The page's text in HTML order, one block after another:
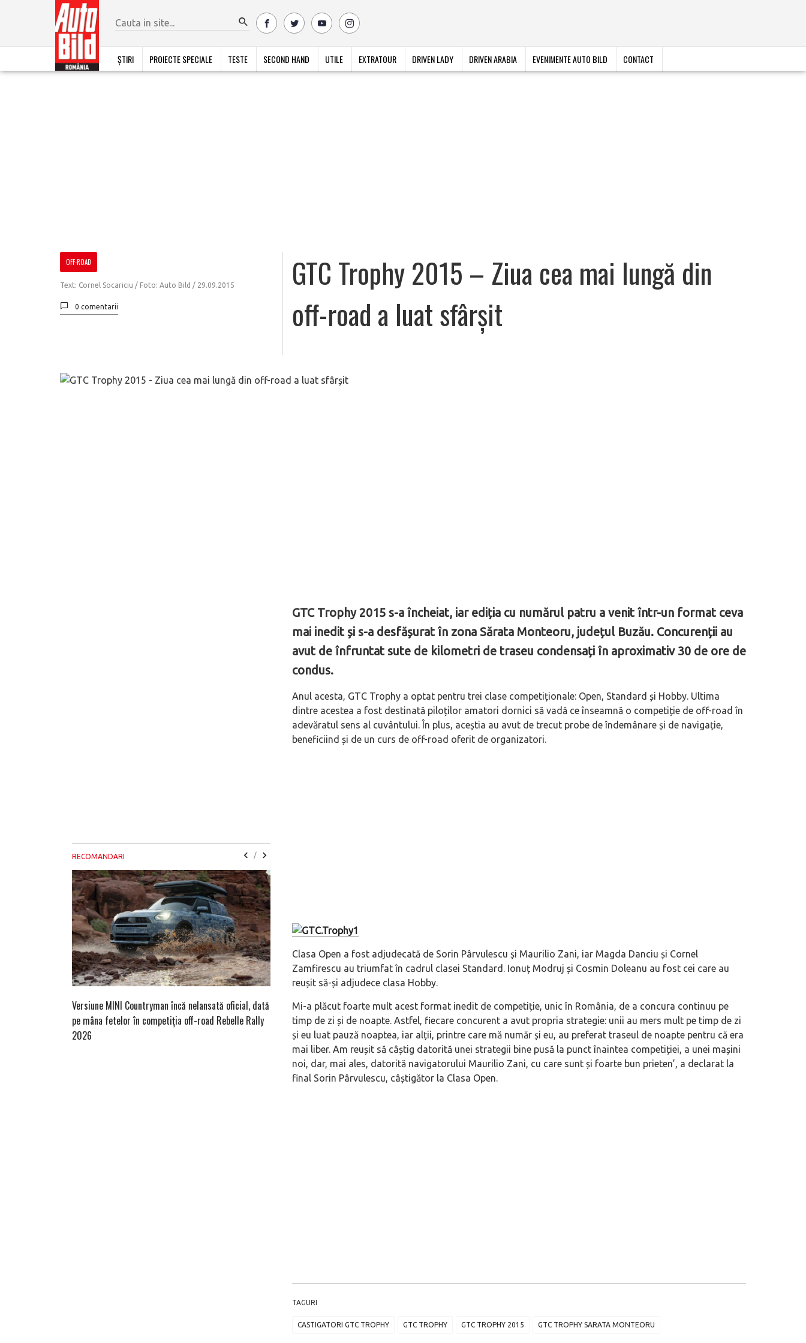
ȘTIRI PROIECTE SPECIALE TESTE SECOND HAND UTILE EXTRATOUR DRIVEN LADY DRIVEN ARABIA EVENIMENTE AUTO BILD CONTACT
OFF-ROAD
Text: Cornel Socariciu / Foto: Auto Bild / 29.09.2015
0 comentarii
GTC Trophy 2015 – Ziua cea mai lungă din
off-road a luat sfârșit
GTC Trophy 2015 s-a încheiat, iar ediția cu numărul patru a venit într-un format ceva
mai inedit și s-a desfășurat în zona Sărata Monteoru, județul Buzău. Concurenții au
avut de înfruntat sute de kilometri de traseu condensați în aproximativ 30 de ore de
condus.
Anul acesta, GTC Trophy a optat pentru trei clase competiționale: Open, Standard și Hobby. Ultima
dintre acestea a fost destinată piloților amatori dornici să vadă ce înseamnă o competiție de off-road în
adevăratul sens al cuvântului. În plus, aceștia au avut de trecut probe de îndemânare și de navigație,
beneficiind și de un curs de off-road oferit de organizatori.
Clasa Open a fost adjudecată de Sorin Pârvulescu și Maurilio Zani, iar Magda Danciu și Cornel
Zamfirescu au triumfat în cadrul clasei Standard. Ionuț Modruj și Cosmin Doleanu au fost cei care au
reușit să-și adjudece clasa Hobby.
Mi-a plăcut foarte mult acest format inedit de competiție, unic în România, de a concura continuu pe
timp de zi și de noapte. Astfel, fiecare concurent a avut propria strategie: unii au mers mult pe timp de zi
și eu luat pauză noaptea, iar alții, printre care mă număr și eu, au preferat traseul de noapte pentru că era
mai liber. Am reușit să câștig datorită unei strategii bine pusă la punct înaintea competiției, a unei mașini
noi, dar, mai ales, datorită navigatorului Maurilio Zani, cu care sunt și foarte bun prieten’, a declarat la
final Sorin Pârvulescu, câștigător la Clasa Open.
TAGURI
CASTIGATORI GTC TROPHY GTC TROPHY GTC TROPHY 2015 GTC TROPHY SARATA MONTEORU
RECOMANDARI /
Versiune MINI Countryman încă nelansată oficial, dată
pe mâna fetelor în competiția off-road Rebelle Rally
2026
Dacă viața e „heavy duty”, măcar să-i ai alături pe cei
mai buni!
GAC AION vine oficial în România. Primele modele
electrice vor fi AION V și AION UT
Acord de maximă importanță
Ford vizând uzina din Valencia,